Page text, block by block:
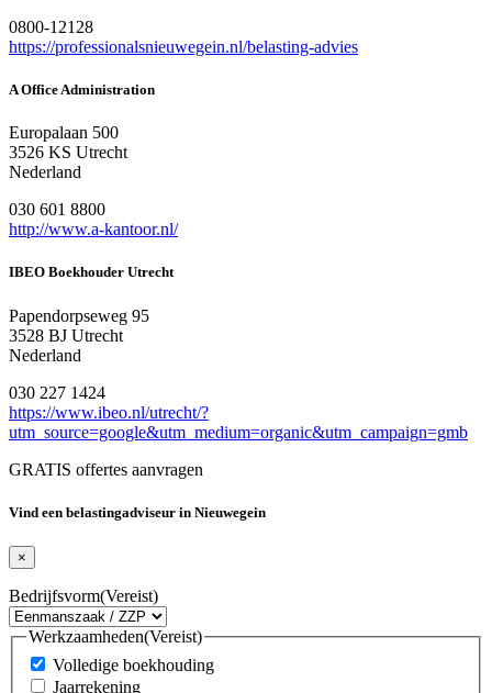
0800-12128
https://professionalsnieuwegein.nl/belasting-advies
A Office Administration
Europalaan 500
3526 KS Utrecht
Nederland
030 601 8800
http://www.a-kantoor.nl/
IBEO Boekhouder Utrecht
Papendorpseweg 95
3528 BJ Utrecht
Nederland
030 227 1424
https://www.ibeo.nl/utrecht/?
utm_source=google&utm_medium=organic&utm_campaign=gmb
GRATIS offertes aanvragen
Vind een belastingadviseur in Nieuwegein
×
Bedrijfsvorm(Vereist)
Werkzaamheden(Vereist)
Volledige boekhouding
Jaarrekening